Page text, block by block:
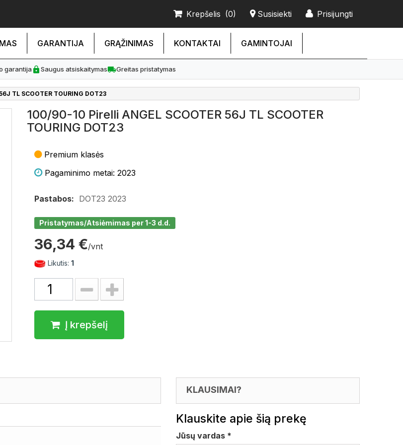
Prisijungti
Susisiekti
Krepšelis (0)
GARANTIJA GRĄŽINIMAS KONTAKTAI GAMINTOJAI
garantija Saugus atsiskaitymas Greitas pristatymas
TL SCOOTER TOURING DOT23
100/90-10 Pirelli ANGEL SCOOTER 56J TL SCOOTER
TOURING DOT23
Premium klasės
Pagaminimo metai: 2023
Pastabos: DOT23 2023
Pristatymas/Atsiėmimas per 1-3 d.d.
36,34 €/vnt
Likutis: 1
Į krepšelį
KLAUSIMAI?
Klauskite apie šią prekę
Jūsų vardas *